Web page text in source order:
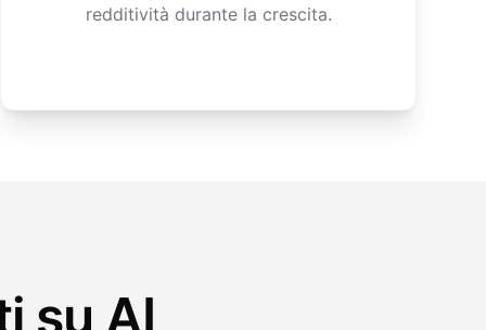
redditività durante la crescita.
su AI